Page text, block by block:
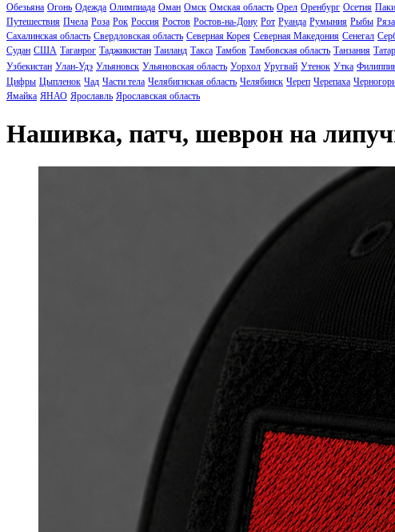
Обезьяна Огонь Одежда Олимпиада Оман Омск Омская область Орел Оренбург Осетия
Путешествия Пчела Роза Рок Россия Ростов Ростов-на-Дону Рот Руанда Румыния Рыбы
Сахалинская область Свердловская область Северная Корея Северная Македония Сенегал
Судан США Таганрог Таджикистан Таиланд Такса Тамбов Тамбовская область Танзания
Узбекистан Улан-Удэ Ульяновск Ульяновская область Уорхол Уругвай Утенок Утка
Цифры Цыпленок Чад Части тела Челябигнская область Челябинск Череп Черепаха
Ямайка ЯНАО Ярославль Ярославская область
Нашивка, патч, шеврон на